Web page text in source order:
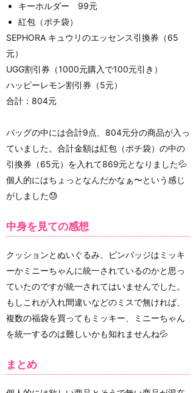
キーホルダー 99元
紅包（ポチ袋）
SEPHORA キュウリのエッセンス引換券（65
元）
UGG割引券（1000元購入で100元引き）
ハッピーレモン割引券（5元）
合計：804元
バッグの中には合計9点、804元分の商品が入っ
ていました。合計金額は紅包（ポチ袋）の中の
引換券（65元）を入れて869元となりました💦
個人的にはちょっとなんだかなぁ〜という感じ
がしました😓
中身を見ての感想
クッションとぬいぐるみ、ピンバッジはミッキ
ーかミニーちゃんに統一されているのかと思っ
ていたのですが統一されてはいませんでした。
もしこれが入れ間違いなどのミスで無ければ、
複数の福袋を買ってもミッキー、ミニーちゃん
を統一するのは難しいかも知れませんね💦
まとめ